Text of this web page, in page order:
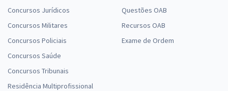
Concursos Jurídicos
Concursos Militares
Concursos Policiais
Concursos Saúde
Concursos Tribunais
Residência Multiprofissional
Questões OAB
Recursos OAB
Exame de Ordem